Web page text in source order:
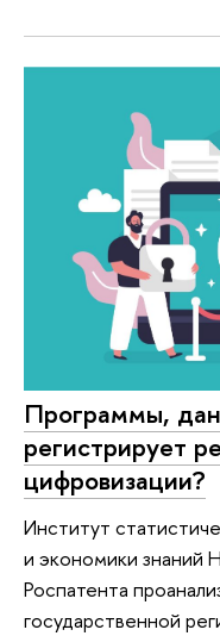
Программы,
регистрирует
цифровизации?
Институт
и экономики
Роспатента
государственной